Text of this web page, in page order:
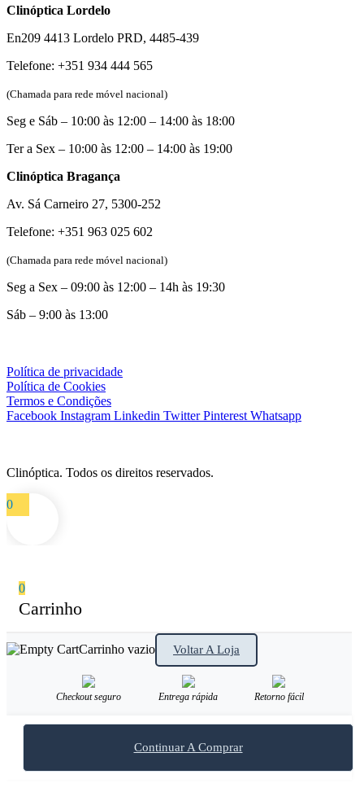
Clinóptica Lordelo
En209 4413 Lordelo PRD, 4485-439
Telefone: +351 934 444 565
(Chamada para rede móvel nacional)
Seg e Sáb – 10:00 às 12:00 – 14:00 às 18:00
Ter a Sex – 10:00 às 12:00 – 14:00 às 19:00
Clinóptica Bragança
Av. Sá Carneiro 27, 5300-252
Telefone: +351 963 025 602
(Chamada para rede móvel nacional)
Seg a Sex – 09:00 às 12:00 – 14h às 19:30
Sáb – 9:00 às 13:00
Política de privacidade
Política de Cookies
Termos e Condições
Facebook Instagram Linkedin Twitter Pinterest Whatsapp
Clinóptica. Todos os direitos reservados.
0
0
Carrinho
Carrinho vazio Voltar A Loja
Checkout seguro Entrega rápida Retorno fácil
Continuar A Comprar